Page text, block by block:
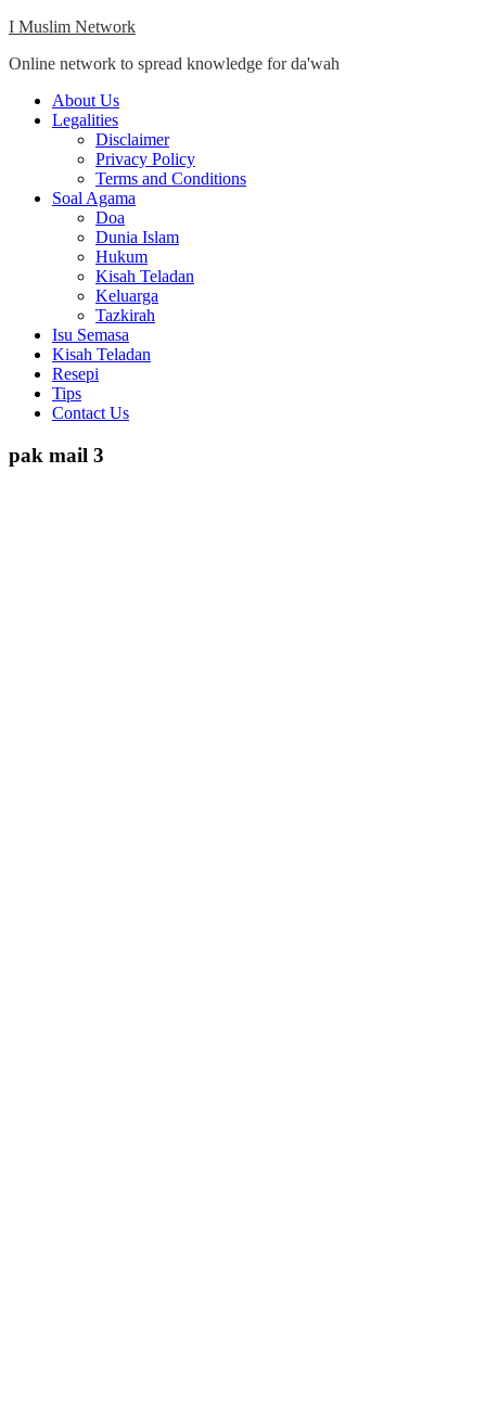
Skip
content
I Muslim Network
Online network to spread knowledge for da'wah
Close
Menu
About Us
Legalities
Disclaimer
Privacy Policy
Terms and Conditions
Soal Agama
Doa
Dunia Islam
Hukum
Kisah Teladan
Keluarga
Tazkirah
Isu Semasa
Kisah Teladan
Resepi
Tips
Contact Us
pak mail 3